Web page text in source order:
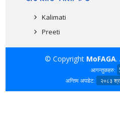
Kalimati
Preeti
© Copyright MoFAGA.
आगन्तुकहरु:
अन्तिम अपडेट: २०८३